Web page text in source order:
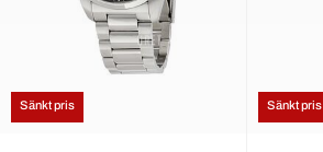
Sänkt pris Sänkt pris